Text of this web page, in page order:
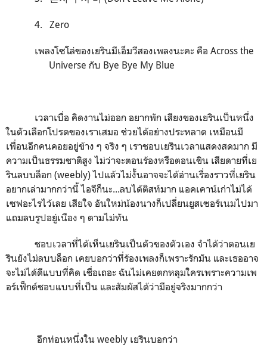
4. Zero
เพลงโซโล่ของเยรินมีเอ็มวีสองเพลงนะคะ คือ Across the
Universe กับ Bye Bye My Blue
เวลาเบื่อ คิดงานไม่ออก อยากพัก เสียงของเยรินเป็นหนึ่ง
ในตัวเลือกโปรดของเราเสมอ ช่วยได้อย่างประหลาด เหมือนมี
เพื่อนอีกคนคอยอยู่ข้าง ๆ จริง ๆ เราชอบเยรินเวลาแสดงสดมาก มี
ความเป็นธรรมชาติสูง ไม่ว่าจะตอนร้องหรือตอนเขิน เสียดายที่เย
รินลบบล็อก (weebly) ไปแล้วไม่งั้นอาจจะได้อ่านเรื่องราวที่เยริน
อยากเล่ามากกว่านี้ ไอจีก็นะ...ลบได้ติสท์มาก แอคเคาน์เก่าไม่ได้
เซฟอะไรไว้เลย เสียใจ อันใหม่น้องนางก็เปลี่ยนยูสเซอร์เนมไปมา
แถมลบรูปอยู่เนือง ๆ ตามไม่ทัน
ชอบเวลาที่ได้เห็นเยรินเป็นตัวของตัวเอง จำได้ว่าตอนเย
รินยังไม่ลบบล็อก เคยบอกว่าที่ร้องเพลงก็เพราะรักมัน และเธออาจ
จะไม่ได้ดีแบบที่คิด เชื่อเถอะ ฉันไม่เคยตกหลุมใครเพราะความเพ
อร์เฟ็กต์ชอบแบบที่เป็น และสัมผัสได้ว่ามีอยู่จริงมากกว่า
อีกท่อนหนึ่งใน weebly เยรินบอกว่า